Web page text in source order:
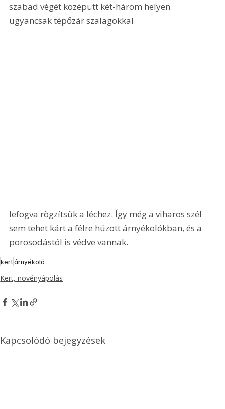
szabad végét középütt két-három helyen
ugyancsak tépőzár szalagokkal
lefogva rögzítsük a léchez. Így még a viharos szél
sem tehet kárt a félre húzott árnyékolókban, és a
porosodástól is védve vannak.
kertárnyékoló
Kert, növényápolás
Kapcsolódó bejegyzések